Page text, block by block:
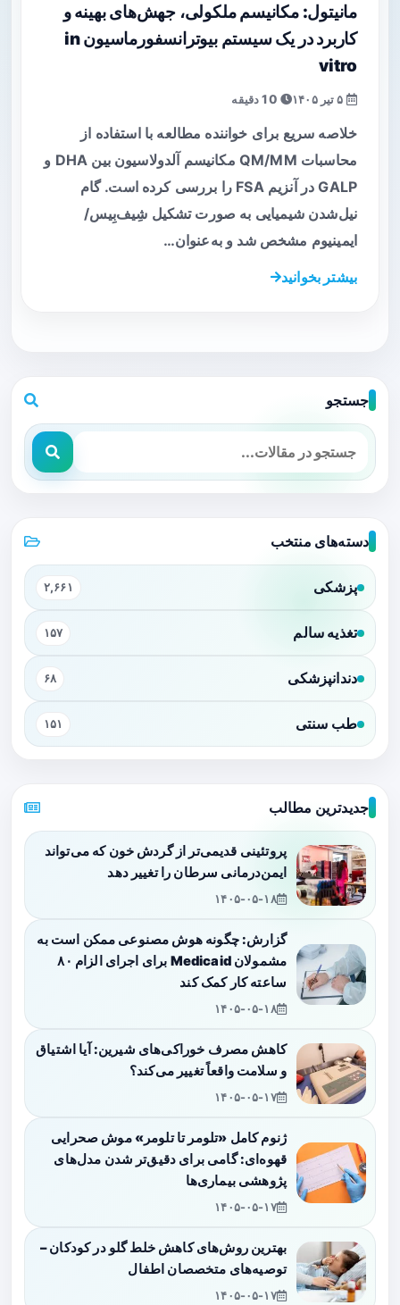
مانیتول: مکانیسم ملکولی، جهش‌های بهینه و
کاربرد در یک سیستم بیوترانسفورماسیون in
vitro
خلاصه سریع برای خواننده مطالعه با استفاده از
محاسبات QM/MM مکانیسم آلدولاسیون بین DHA و
GALP در آنزیم FSA را بررسی کرده است. گام
نیل‌شدن شیمیایی به صورت تشکیل شِیف‌بِیس/
ایمینیوم مشخص شد و به‌عنوان…
بیشتر بخوانید
جستجو
دسته‌های منتخب
پزشکی ۲,۶۶۱
تغذیه سالم ۱۵۷
دندانپزشکی ۶۸
طب سنتی ۱۵۱
جدیدترین مطالب
پروتئینی قدیمی‌تر از گردش خون که می‌تواند
ایمن‌درمانی سرطان را تغییر دهد
۱۴۰۵-۰۵-۱۸
گزارش: چگونه هوش مصنوعی ممکن است به
مشمولان Medicaid برای اجرای الزام ۸۰
ساعته کار کمک کند
۱۴۰۵-۰۵-۱۸
کاهش مصرف خوراکی‌های شیرین: آیا اشتیاق
و سلامت واقعاً تغییر می‌کند؟
۱۴۰۵-۰۵-۱۷
ژنوم کامل «تلومر تا تلومر» موش صحرایی
قهوه‌ای: گامی برای دقیق‌تر شدن مدل‌های
پژوهشی بیماری‌ها
۱۴۰۵-۰۵-۱۷
بهترین روش‌های کاهش خلط گلو در کودکان –
توصیه‌های متخصصان اطفال
۱۴۰۵-۰۵-۱۷